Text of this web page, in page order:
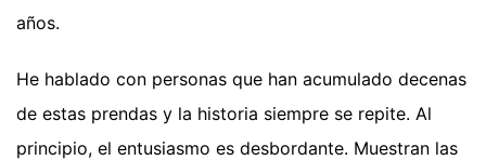
años.
He hablado con personas que han acumulado decenas
de estas prendas y la historia siempre se repite. Al
principio, el entusiasmo es desbordante. Muestran las